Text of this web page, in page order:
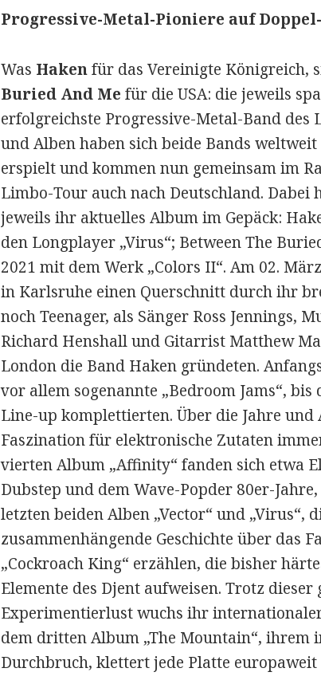
Progressive-Metal-Pioniere auf
Was Hakenfür das Vereinigte Königreich,
Buried And Mefür die USA: die jeweils
erfolgreichste Progressive-Metal-Band des
und Alben haben sich beide Bands
erspielt und kommen nun gemeinsam im
Limbo-Tour auch nach Deutschland. Dabei
jeweils ihr aktuelles Album im Gepäck:
den Longplayer „Virus“; Between The
2021 mit dem Werk „Colors II“. Am 02.
in Karlsruhe einen Querschnitt durch ihr
noch Teenager, als Sänger Ross Jennings,
Richard Henshall und Gitarrist Matthew
London die Band Haken gründeten.
vor allem sogenannte „Bedroom Jams“,
Line-up komplettierten. Über die Jahre und
Faszination für elektronische Zutaten
vierten Album „Affinity“ fanden sich etwa
Dubstep und dem Wave-Popder 80er-
letzten beiden Alben „Vector“ und „Virus“,
zusammenhängende Geschichte über das
„Cockroach King“ erzählen, die bisher
Elemente des Djent aufweisen. Trotz dieser
Experimentierlust wuchs ihr
dem dritten Album „The Mountain“, ihrem
Durchbruch, klettert jede Platte europaweit